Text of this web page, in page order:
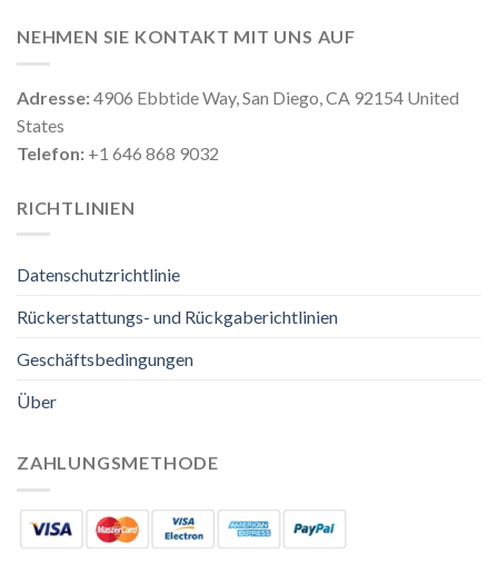
NEHMEN SIE KONTAKT MIT UNS AUF
Adresse:4906 Ebbtide Way, San Diego, CA 92154 United
States
Telefon: +1 646 868 9032
RICHTLINIEN
Datenschutzrichtlinie
Rückerstattungs- und Rückgaberichtlinien
Geschäftsbedingungen
Über
ZAHLUNGSMETHODE